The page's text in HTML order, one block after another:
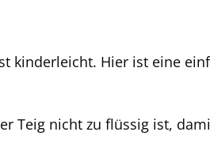
kinderleicht. Hier ist eine
Teig nicht zu flüssig ist,